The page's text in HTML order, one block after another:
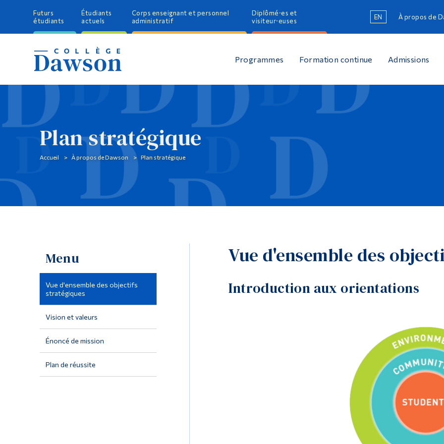
Futurs
étudiants
Étudiants
actuels
Corps enseignant et personnel
administratif
Diplômé·es et
visiteur·euses
EN À propos de
Programmes Formation continue Admissions
Plan stratégique
Accueil À propos de Dawson Plan stratégique
Menu
Vue d'ensemble des objectifs
stratégiques
Vision et valeurs
Énoncé de mission
Plan de réussite
Vue d'ensemble des
Introduction aux orientations